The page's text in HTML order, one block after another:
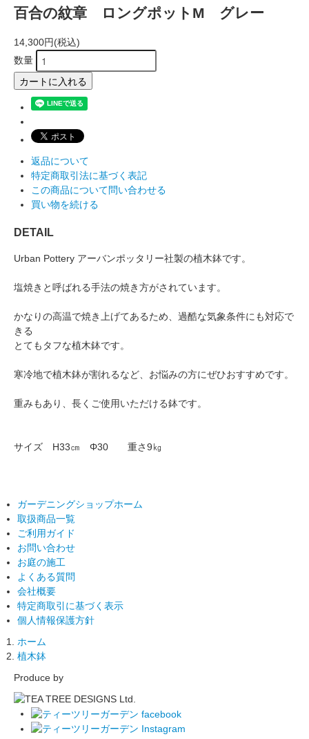
百合の紋章 ロングポットM グレー
14,300円(税込)
数量
カートに入れる
返品について
特定商取引法に基づく表記
この商品について問い合わせる
買い物を続ける
DETAIL
Urban Pottery アーバンポッタリー社製の植木鉢です。
塩焼きと呼ばれる手法の焼き方がされています。
かなりの高温で焼き上げてあるため、過酷な気象条件にも対応で
きる
とてもタフな植木鉢です。
寒冷地で植木鉢が割れるなど、お悩みの方にぜひおすすめです。
重みもあり、長くご使用いただける鉢です。
サイズ H33㎝ Φ30 重さ9㎏
ガーデニングショップホーム
取扱商品一覧
ご利用ガイド
お問い合わせ
お庭の施工
よくある質問
会社概要
特定商取引に基づく表示
個人情報保護方針
ホーム
植木鉢
Produce by